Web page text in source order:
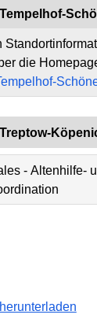
die
- Altenhilfe-